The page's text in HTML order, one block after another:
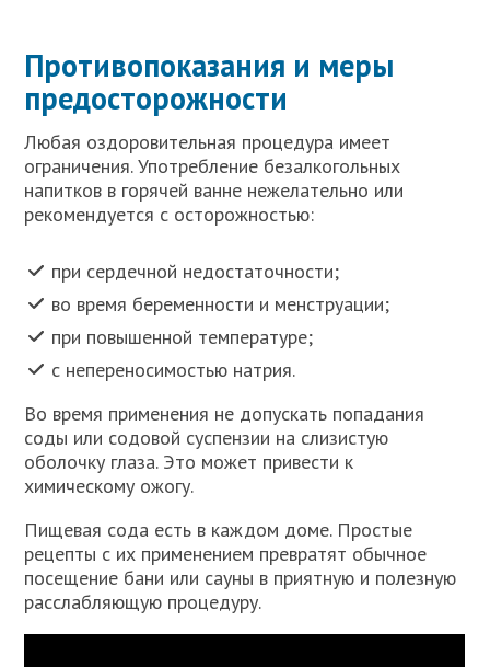
Противопоказания и меры
предосторожности
Любая оздоровительная процедура имеет
ограничения. Употребление безалкогольных
напитков в горячей ванне нежелательно или
рекомендуется с осторожностью:
при сердечной недостаточности;
во время беременности и менструации;
при повышенной температуре;
с непереносимостью натрия.
Во время применения не допускать попадания
соды или содовой суспензии на слизистую
оболочку глаза. Это может привести к
химическому ожогу.
Пищевая сода есть в каждом доме. Простые
рецепты с их применением превратят обычное
посещение бани или сауны в приятную и полезную
расслабляющую процедуру.